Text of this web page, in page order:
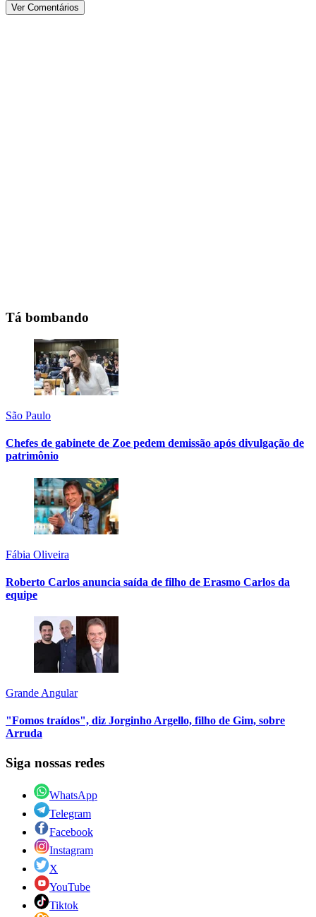
Ver Comentários
Tá bombando
São Paulo
Chefes de gabinete de Zoe pedem demissão após divulgação de
patrimônio
Fábia Oliveira
Roberto Carlos anuncia saída de filho de Erasmo Carlos da
equipe
Grande Angular
"Fomos traídos", diz Jorginho Argello, filho de Gim, sobre
Arruda
Siga nossas redes
WhatsApp
Telegram
Facebook
Instagram
X
YouTube
Tiktok